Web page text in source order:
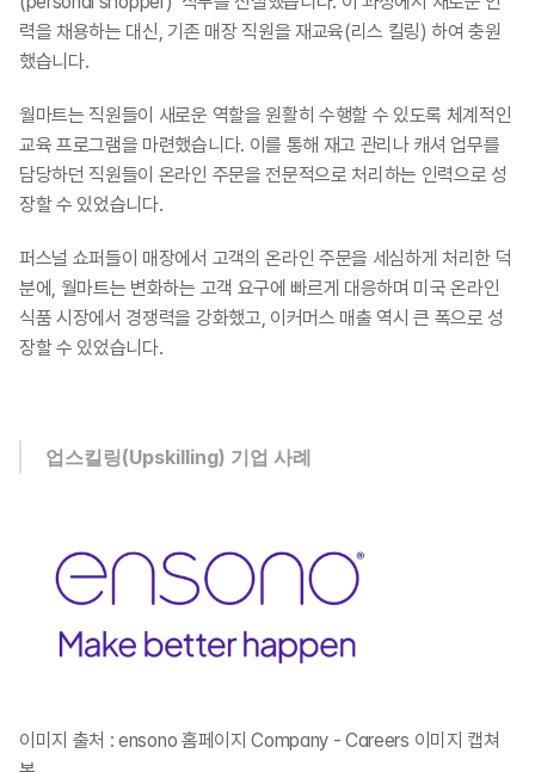
력을 채용하는 대신, 기존 매장 직원을 재교육(리스 킬링) 하여 충원
했습니다.​
월마트는 직원들이 새로운 역할을 원활히 수행할 수 있도록 체계적인
교육 프로그램을 마련했습니다. 이를 통해 재고 관리나 캐셔 업무를
담당하던 직원들이 온라인 주문을 전문적으로 처리하는 인력으로 성
장할 수 있었습니다.​
퍼스널 쇼퍼들이 매장에서 고객의 온라인 주문을 세심하게 처리한 덕
분에, 월마트는 변화하는 고객 요구에 빠르게 대응하며 미국 온라인
식품 시장에서 경쟁력을 강화했고, 이커머스 매출 역시 큰 폭으로 성
장할 수 있었습니다. ​​
업스킬링(Upskilling) 기업 사례
이미지 출처 : ensono 홈페이지 Company - Careers 이미지 캡쳐